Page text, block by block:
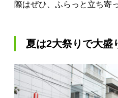
際はぜひ、ふらっと立ち寄
夏は2大祭りで大盛